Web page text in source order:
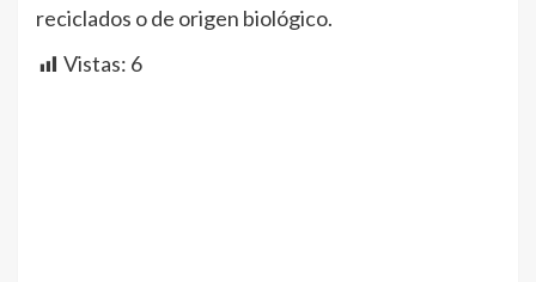
reciclados o de origen biológico.
Vistas: 6